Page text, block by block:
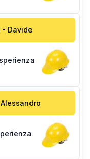
- Davide
Alessandro